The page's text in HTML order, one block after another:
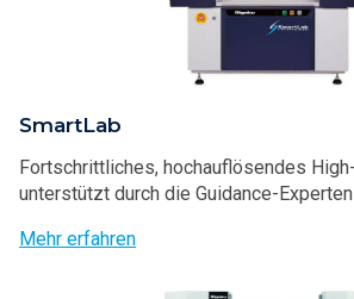
SmartLab
Fortschrittliches, hochauflösendes
unterstützt durch die Guidance-
Mehr erfahren